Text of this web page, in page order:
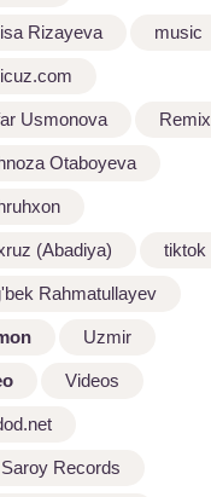
Rizayeva music
Usmonova Remix
Otaboyeva
(Abadiya) tiktok
Rahmatullayev
Uzmir
Videos
Records